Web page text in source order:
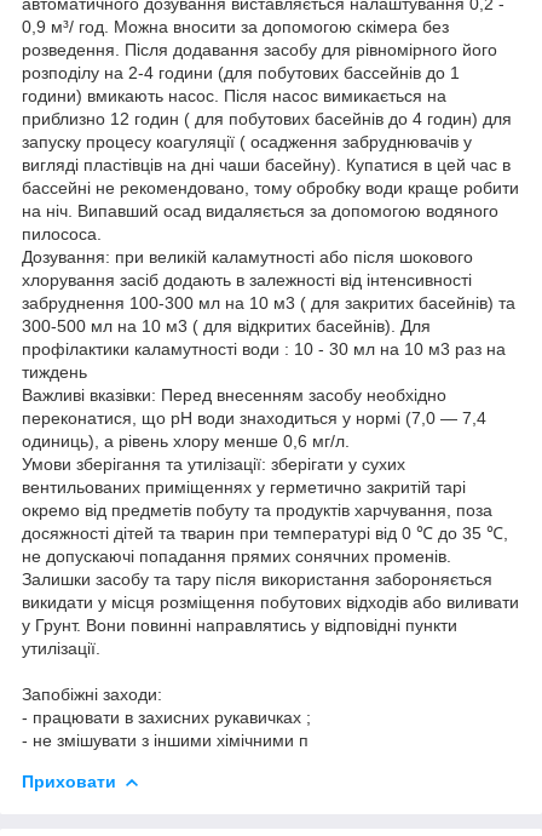
0,9 м³/ год. Можна вносити за допомогою скімера без
розведення. Після додавання засобу для рівномірного його
розподілу на 2-4 години (для побутових бассейнів до 1
години) вмикають насос. Після насос вимикається на
приблизно 12 годин ( для побутових басейнів до 4 годин) для
запуску процесу коагуляції ( осадження забруднювачів у
вигляді пластівців на дні чаши басейну). Купатися в цей час в
бассейні не рекомендовано, тому обробку води краще робити
на ніч. Випавший осад видаляється за допомогою водяного
пилососа.
Дозування: при великій каламутності або після шокового
хлорування засіб додають в залежності від інтенсивності
забруднення 100-300 мл на 10 м3 ( для закритих басейнів) та
300-500 мл на 10 м3 ( для відкритих басейнів). Для
профілактики каламутності води : 10 - 30 мл на 10 м3 раз на
тиждень
Важливі вказівки: Перед внесенням засобу необхідно
переконатися, що pH води знаходиться у нормі (7,0 — 7,4
одиниць), а рівень хлору менше 0,6 мг/л.
Умови зберігання та утилізації: зберігати у сухих
вентильованих приміщеннях у герметично закритій тарі
окремо від предметів побуту та продуктів харчування, поза
досяжності дітей та тварин при температурі від 0 ℃ до 35 ℃,
не допускаючі попадання прямих сонячних променів.
Залишки засобу та тару після використання забороняється
викидати у місця розміщення побутових відходів або виливати
у Грунт. Вони повинні направлятись у відповідні пункти
утилізації.
Запобіжні заходи:
- працювати в захисних рукавичках ;
- не змішувати з іншими хімічними п
Приховати